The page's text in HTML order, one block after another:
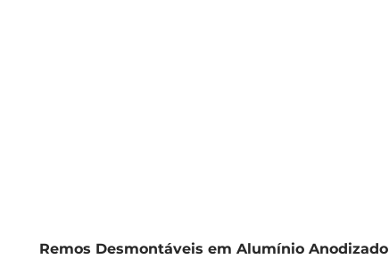
Remos Desmontáveis em Alumínio Anodizado